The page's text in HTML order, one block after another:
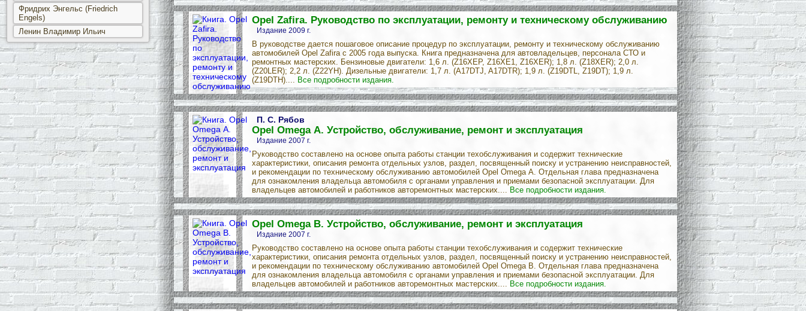
Фридрих Энгельс (Friedrich
Engels)
Ленин Владимир Ильич
Opel Zafira. Руководство по эксплуатации, ремонту и техническому обслуживанию
Издание 2009 г.
В руководстве дается пошаговое описание процедур по эксплуатации, ремонту и техническому обслуживанию
автомобилей Opel Zafira с 2005 года выпуска. Книга предназначена для автовладельцев, персонала СТО и
ремонтных мастерских. Бензиновые двигатели: 1,6 л. (Z16XEP, Z16XE1, Z16XER); 1,8 л. (Z18XER); 2,0 л.
(Z20LER); 2,2 л. (Z22YH). Дизельные двигатели: 1,7 л. (A17DTJ, A17DTR); 1,9 л. (Z19DTL, Z19DT); 1,9 л.
(Z19DTH).... Все подробности издания.
П. С. Рябов
Opel Omega А. Устройство, обслуживание, ремонт и эксплуатация
Издание 2007 г.
Руководство составлено на основе опыта работы станции техобслуживания и содержит технические
характеристики, описания ремонта отдельных узлов, раздел, посвященный поиску и устранению неисправностей,
и рекомендации по техническому обслуживанию автомобилей Opel Omega А. Отдельная глава предназначена
для ознакомления владельца автомобиля с органами управления и приемами безопасной эксплуатации. Для
владельцев автомобилей и работников авторемонтных мастерских.... Все подробности издания.
Opel Omega В. Устройство, обслуживание, ремонт и эксплуатация
Издание 2007 г.
Руководство составлено на основе опыта работы станции техобслуживания и содержит технические
характеристики, описания ремонта отдельных узлов, раздел, посвященный поиску и устранению неисправностей,
и рекомендации по техническому обслуживанию автомобилей Opel Omega В. Отдельная глава предназначена
для ознакомления владельца автомобиля с органами управления и приемами безопасной эксплуатации. Для
владельцев автомобилей и работников авторемонтных мастерских.... Все подробности издания.